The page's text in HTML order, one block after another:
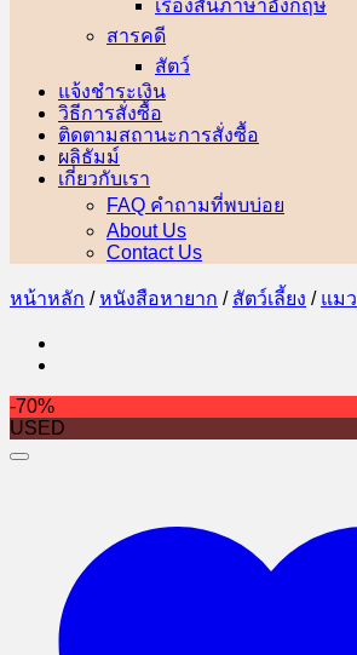
เรื่องสั้นภาษาอังกฤษ
สารคดี
สัตว์
แจ้งชำระเงิน
วิธีการสั่งซื้อ
ติดตามสถานะการสั่งซื้อ
ผลิธัมม์
เกี่ยวกับเรา
FAQ คำถามที่พบบ่อย
About Us
Contact Us
หน้าหลัก / หนังสือหายาก / สัตว์เลี้ยง / แมว
-70%
USED